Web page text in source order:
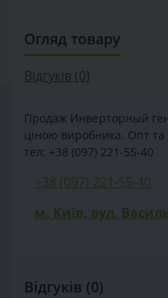
Огляд товару
Відгуків (0)
Продаж Инверторный
ціною виробника. Опт та
тел: +38 (097) 221-55-40
+38 (097) 221-55-40
м. Київ, вул.
Відгуків (0)